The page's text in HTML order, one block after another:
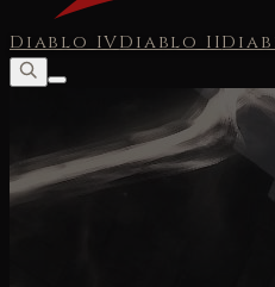
Diablo IVDiablo II